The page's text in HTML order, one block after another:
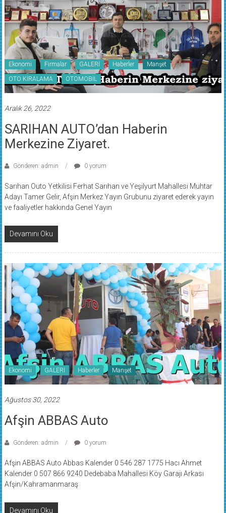
Ekonomi Firmalar GALERİ Haberler Manşet
OTO KİRALAMA OTOMOBİL
SARIHAN AUTO’dan Haberin
Merkezine Ziyaret.
Adayı Tamer Gelir, Afşin Merkez Yayın Grubunu ziyaret ederek yayın
ve faaliyetler hakkında Genel Yayın
Devamını Oku
Ekonomi GALERİ Haberler Manşet
Afşin ABBAS Auto
Kalender 0 507 866 9240 Dedebaba Mahallesi Köy Garajı Arkası
Afşin/Kahramanmaraş
Devamını Oku